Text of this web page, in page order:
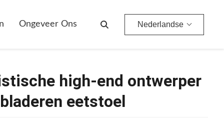
Ongeveer Ons Nederlandse
high-end ontwerper
eetstoel